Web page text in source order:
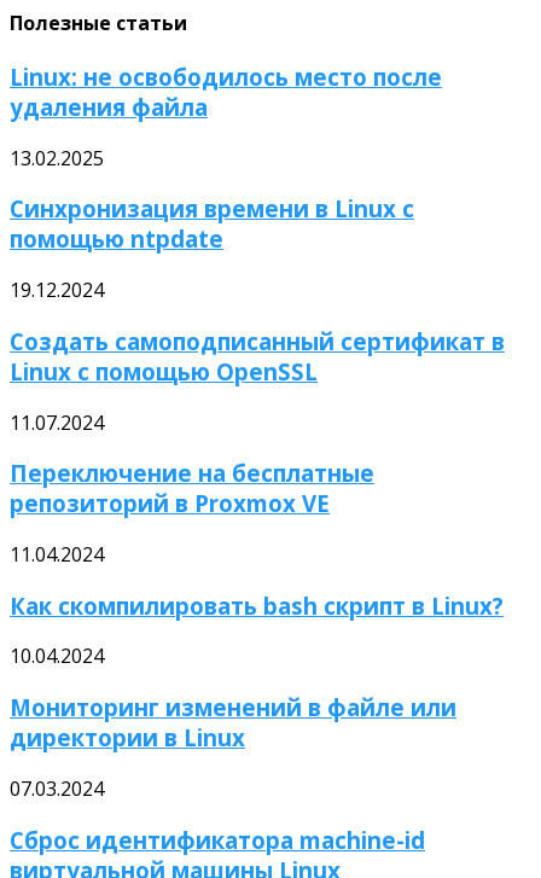
Полезные статьи
Linux: не освободилось место после
удаления файла
13.02.2025
Синхронизация времени в Linux с
помощью ntpdate
19.12.2024
Создать самоподписанный сертификат в
Linux с помощью OpenSSL
11.07.2024
Переключение на бесплатные
репозиторий в Proxmox VE
11.04.2024
Как скомпилировать bash скрипт в Linux?
10.04.2024
Мониторинг изменений в файле или
директории в Linux
07.03.2024
Сброс идентификатора machine-id
виртуальной машины Linux